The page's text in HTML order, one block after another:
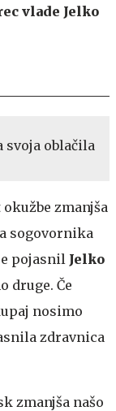
vlade Jelko
svoja oblačila
zmanjša
sogovornika
pojasnil Jelko
druge. Če
nosimo
zdravnica
zmanjša našo